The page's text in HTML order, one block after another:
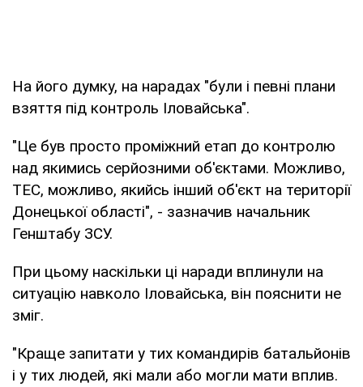
На його думку, на нарадах "були і певні плани
взяття під контроль Іловайська".
"Це був просто проміжний етап до контролю
над якимись серйозними об'єктами. Можливо,
ТЕС, можливо, якийсь інший об'єкт на території
Донецької області", - зазначив начальник
Генштабу ЗСУ.
При цьому наскільки ці наради вплинули на
ситуацію навколо Іловайська, він пояснити не
зміг.
"Краще запитати у тих командирів батальйонів
і у тих людей, які мали або могли мати вплив.